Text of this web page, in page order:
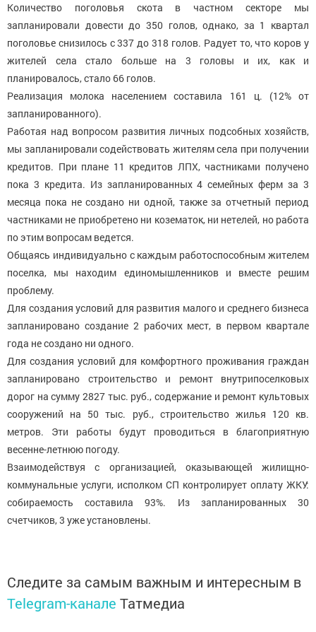
Количество поголовья скота в частном секторе мы
запланировали довести до 350 голов, однако, за 1 квартал
поголовье снизилось с 337 до 318 голов. Радует то, что коров у
жителей села стало больше на 3 головы и их, как и
планировалось, стало 66 голов.
Реализация молока населением составила 161 ц. (12% от
запланированного).
Работая над вопросом развития личных подсобных хозяйств,
мы запланировали содействовать жителям села при получении
кредитов. При плане 11 кредитов ЛПХ, частниками получено
пока 3 кредита. Из запланированных 4 семейных ферм за 3
месяца пока не создано ни одной, также за отчетный период
частниками не приобретено ни козематок, ни нетелей, но работа
по этим вопросам ведется.
Общаясь индивидуально с каждым работоспособным жителем
поселка, мы находим единомышленников и вместе решим
проблему.
Для создания условий для развития малого и среднего бизнеса
запланировано создание 2 рабочих мест, в первом квартале
года не создано ни одного.
Для создания условий для комфортного проживания граждан
запланировано строительство и ремонт внутрипоселковых
дорог на сумму 2827 тыс. руб., содержание и ремонт культовых
сооружений на 50 тыс. руб., строительство жилья 120 кв.
метров. Эти работы будут проводиться в благоприятную
весенне-летнюю погоду.
Взаимодействуя с организацией, оказывающей жилищно-
коммунальные услуги, исполком СП контролирует оплату ЖКУ:
собираемость составила 93%. Из запланированных 30
счетчиков, 3 уже установлены.
Следите за самым важным и интересным в
Telegram-канале Татмедиа